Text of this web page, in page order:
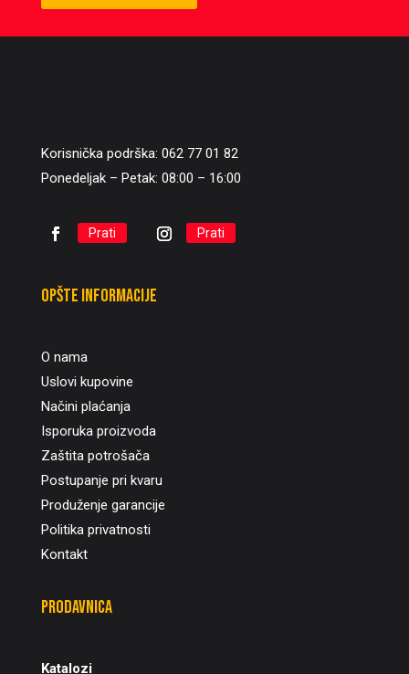
Korisnička podrška: 062 77 01 82
Ponedeljak – Petak: 08:00 – 16:00
Prati Prati
Opšte informacije
O nama
Uslovi kupovine
Načini plaćanja
Isporuka proizvoda
Zaštita potrošača
Postupanje pri kvaru
Produženje garancije
Politika privatnosti
Kontakt
Prodavnica
Katalozi